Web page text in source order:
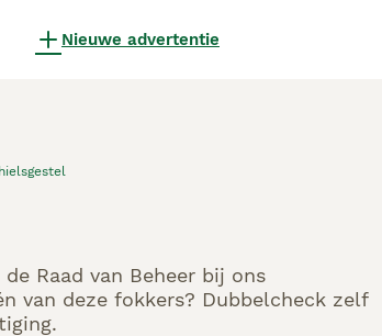
Nieuwe advertentie
Raad van Beheer bij ons
van deze fokkers? Dubbelcheck zelf